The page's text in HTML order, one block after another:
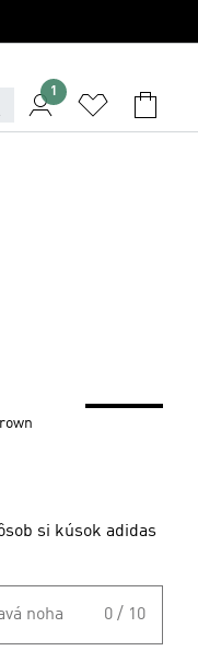
1
si kúsok adidas
noha 0 / 10